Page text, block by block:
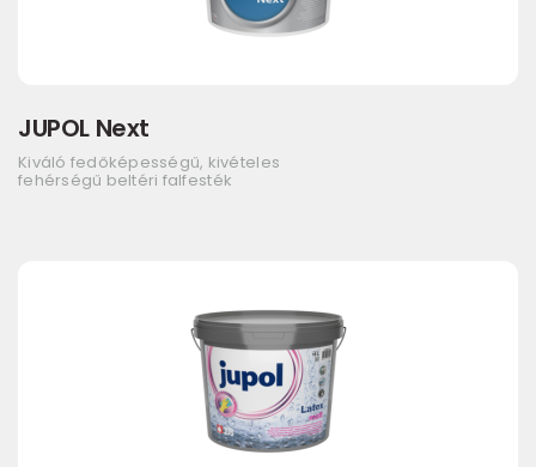
JUPOL Next
Kiváló fedőképességű, kivételes
fehérségű beltéri falfesték